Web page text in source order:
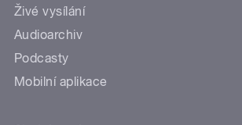
Živé vysílání
Audioarchiv
Podcasty
Mobilní aplikace